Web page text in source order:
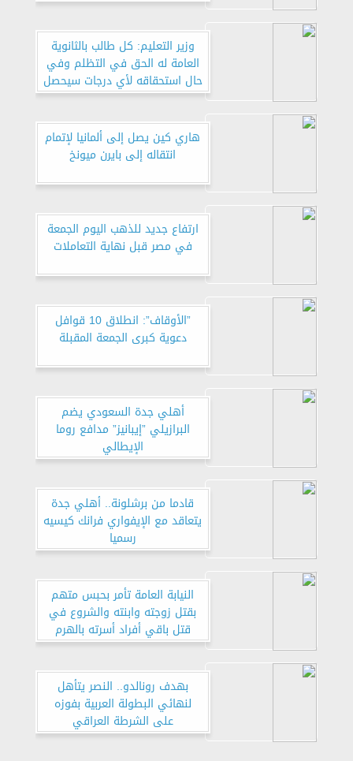
وزير التعليم: كل طالب بالثانوية
العامة له الحق في التظلم وفي
حال استحقاقه لأي درجات سيحصل
عليها
هاري كين يصل إلى ألمانيا لإتمام
انتقاله إلى بايرن ميونخ
ارتفاع جديد للذهب اليوم الجمعة
في مصر قبل نهاية التعاملات
”الأوقاف”: انطلاق 10 قوافل
دعوية كبرى الجمعة المقبلة
أهلي جدة السعودي يضم
البرازيلي ”إيبانيز” مدافع روما
الإيطالي
قادما من برشلونة.. أهلي جدة
يتعاقد مع الإيفواري فرانك كيسيه
رسميا
النيابة العامة تأمر بحبس متهم
بقتل زوجته وابنته والشروع في
قتل باقي أفراد أسرته بالهرم
بهدف رونالدو.. النصر يتأهل
لنهائي البطولة العربية بفوزه
على الشرطة العراقي